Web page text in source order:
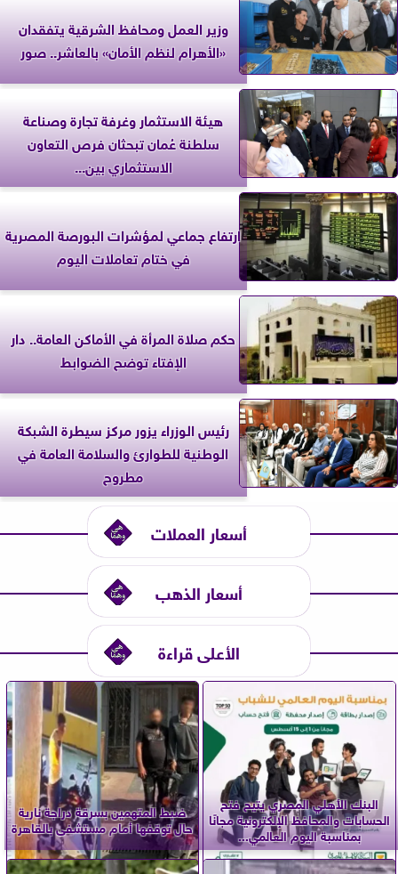
وزير العمل ومحافظ الشرقية يتفقدان
«الأهرام لنظم الأمان» بالعاشر.. صور
هيئة الاستثمار وغرفة تجارة وصناعة
سلطنة عُمان تبحثان فرص التعاون
الاستثماري بين...
ارتفاع جماعي لمؤشرات البورصة المصرية
في ختام تعاملات اليوم
حكم صلاة المرأة في الأماكن العامة.. دار
الإفتاء توضح الضوابط
رئيس الوزراء يزور مركز سيطرة الشبكة
الوطنية للطوارئ والسلامة العامة في
مطروح
أسعار العملات
أسعار الذهب
الأعلى قراءة
البنك الأهلي المصري يتيح فتح
الحسابات والمحافظ الإلكترونية مجانًا
بمناسبة اليوم العالمي...
ضبط المتهمين بسرقة دراجة نارية
حال توقفها أمام مستشفى بالقاهرة